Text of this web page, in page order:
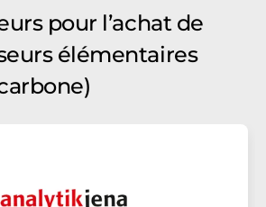
pour l’achat de
élémentaires